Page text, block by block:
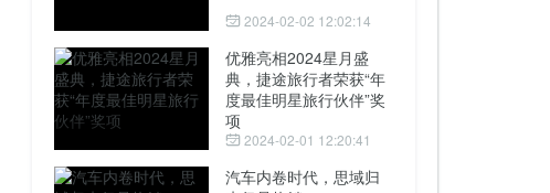
2024-02-02 12:02:14
优雅亮相2024星月盛
典，捷途旅行者荣获“年
度最佳明星旅行伙伴”奖
项
2024-02-01 12:20:41
汽车内卷时代，思域归